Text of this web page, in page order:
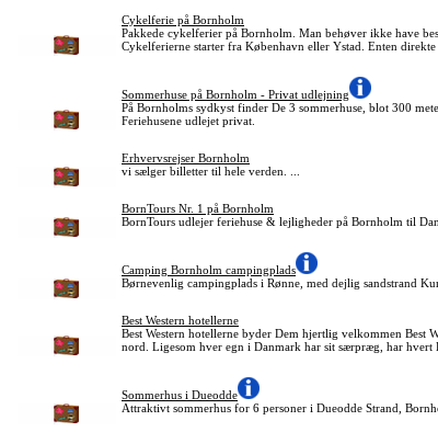
Cykelferie på Bornholm
Pakkede cykelferier på Bornholm. Man behøver ikke have
Cykelferierne starter fra København eller Ystad. Enten
Sommerhuse på Bornholm - Privat udlejning
På Bornholms sydkyst finder De 3 sommerhuse, blot 300
Feriehusene udlejet privat.
Erhvervsrejser Bornholm
vi sælger billetter til hele verden. ...
BornTours Nr. 1 på Bornholm
BornTours udlejer feriehuse & lejligheder på Bornholm til
Camping Bornholm campingplads
Børnevenlig campingplads i Rønne, med dejlig sandstrand
Best Western hotellerne
Best Western hotellerne byder Dem hjertlig velkommen
nord. Ligesom hver egn i Danmark har sit særpræg, har hvert
Sommerhus i Dueodde
Attraktivt sommerhus for 6 personer i Dueodde Strand,